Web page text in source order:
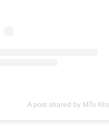
A post shared by MTs